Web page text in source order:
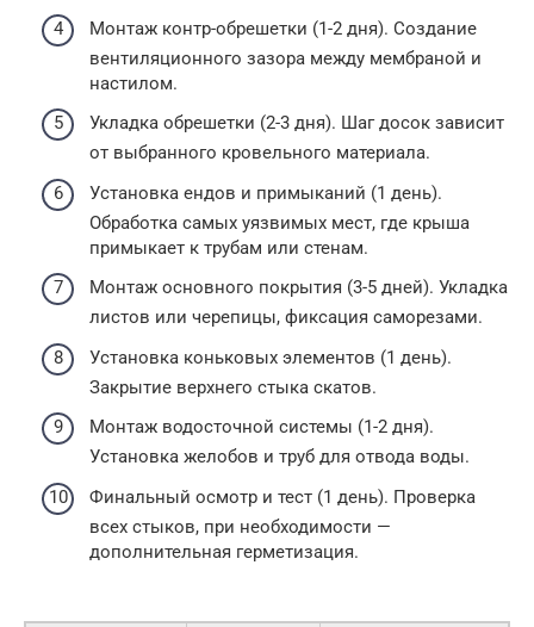
Монтаж контр-обрешетки (1-2 дня). Создание
вентиляционного зазора между мембраной и
настилом.
Укладка обрешетки (2-3 дня). Шаг досок зависит
от выбранного кровельного материала.
Установка ендов и примыканий (1 день).
Обработка самых уязвимых мест, где крыша
примыкает к трубам или стенам.
Монтаж основного покрытия (3-5 дней). Укладка
листов или черепицы, фиксация саморезами.
Установка коньковых элементов (1 день).
Закрытие верхнего стыка скатов.
Монтаж водосточной системы (1-2 дня).
Установка желобов и труб для отвода воды.
Финальный осмотр и тест (1 день). Проверка
всех стыков, при необходимости —
дополнительная герметизация.